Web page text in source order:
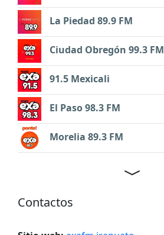
La Piedad 89.9 FM
Ciudad Obregón 99.3 FM
91.5 Mexicali
El Paso 98.3 FM
Morelia 89.3 FM
Contactos